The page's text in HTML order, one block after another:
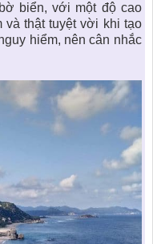
biển, với một độ cao
và thật tuyệt vời khi tạo
hiểm, nên cân nhắc